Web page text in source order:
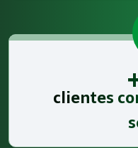
clientes